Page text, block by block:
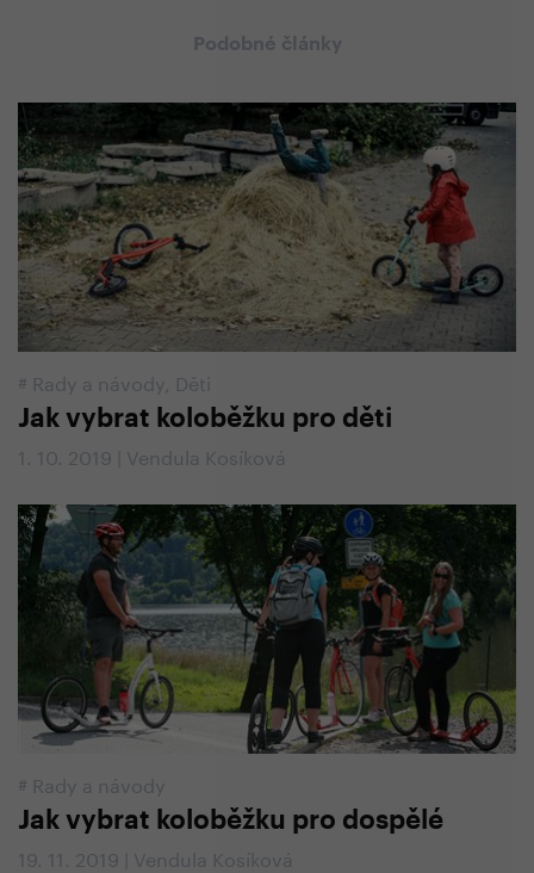
Podobné články
# Rady a návody Děti
Jak vybrat koloběžku pro děti
1. 10. 2019 | Vendula Kosíková
# Rady a návody
Jak vybrat koloběžku pro dospělé
19. 11. 2019 | Vendula Kosíková